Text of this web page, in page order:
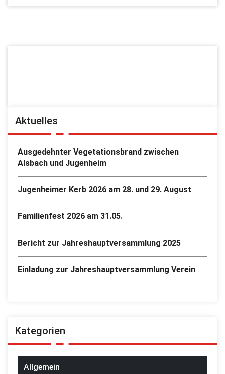
Aktuelles
Ausgedehnter Vegetationsbrand zwischen
Alsbach und Jugenheim
Jugenheimer Kerb 2026 am 28. und 29. August
Familienfest 2026 am 31.05.
Bericht zur Jahreshauptversammlung 2025
Einladung zur Jahreshauptversammlung Verein
Kategorien
Allgemein